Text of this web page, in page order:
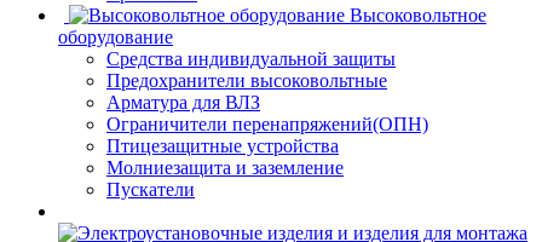
Высоковольтное
оборудование
Средства индивидуальной защиты
Предохранители высоковольтные
Арматура для ВЛЗ
Ограничители перенапряжений(ОПН)
Птицезащитные устройства
Молниезащита и заземление
Пускатели